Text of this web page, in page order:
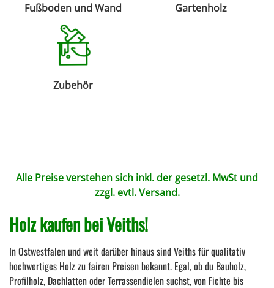
Fußboden und Wand Gartenholz
Zubehör
Alle Preise verstehen sich inkl. der gesetzl. MwSt und
zzgl. evtl.Versand.
Holz kaufen bei Veiths!
In Ostwestfalen und weit darüber hinaus sind Veiths für qualitativ
hochwertiges Holz zu fairen Preisen bekannt. Egal, ob du Bauholz,
Profilholz, Dachlatten oder Terrassendielen suchst, von Fichte bis